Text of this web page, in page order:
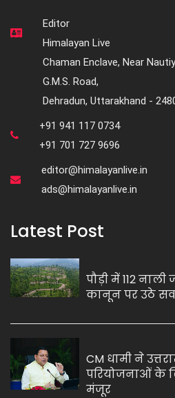
Editor
Himalayan Live
Chaman Enclave, Near
G.M.S. Road,
Dehradun, Uttarakhand -
+91 941 117 0734
+91 701 727 9696
editor@himalayanlive.in
ads@himalayanlive.in
Latest Post
पौड़ी में 112
कानून पर उठे
CM धामी ने
परियोजनाओं के
मंजूर